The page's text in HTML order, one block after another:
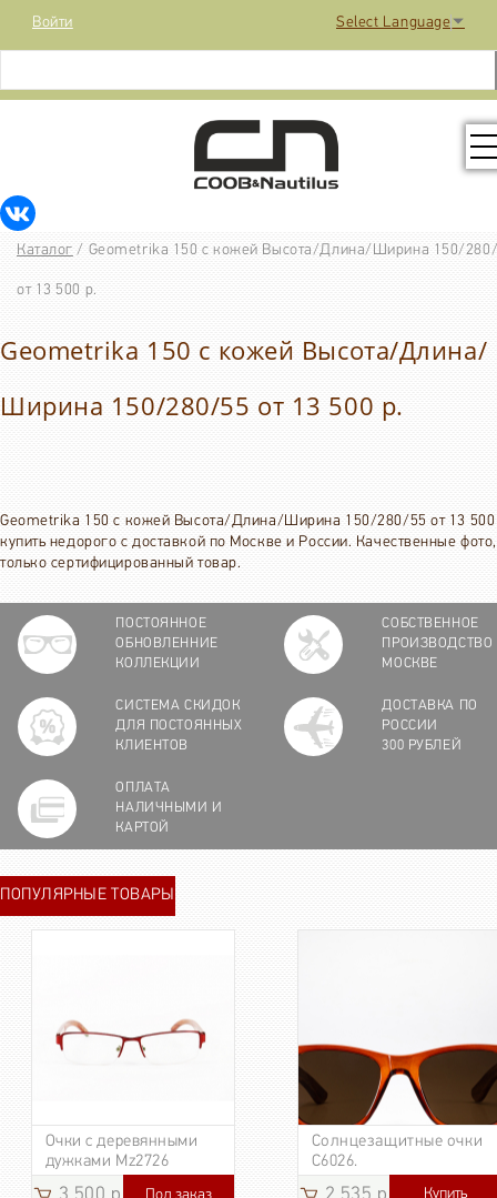
Select Language ▼
КОНТАКТЫ
МЕДИА
Войти
Каталог / Geometrika 150 с кожей Высота/Длина/Ширина 150/
от 13 500 р.
Geometrika 150 с кожей Высота/Длина/
Ширина 150/280/55 от 13 500 р.
Geometrika 150 с кожей Высота/Длина/Ширина 150/280/55 от 13 500
купить недорого с доставкой по Москве и России. Качественные фото,
только сертифицированный товар.
ПОСТОЯННОЕ
ОБНОВЛЕННИЕ
КОЛЛЕКЦИИ
СОБСТВЕННОЕ
ПРОИЗВОДСТВО
МОСКВЕ
СИСТЕМА СКИДОК
ДЛЯ ПОСТОЯННЫХ
КЛИЕНТОВ
ДОСТАВКА ПО
РОССИИ
300 РУБЛЕЙ
ОПЛАТА
НАЛИЧНЫМИ И
КАРТОЙ
ПОПУЛЯРНЫЕ ТОВАРЫ
Очки с деревянными
дужками Mz2726
Под заказ
Солнцезащитные очки
C6026.
3 185
Купить